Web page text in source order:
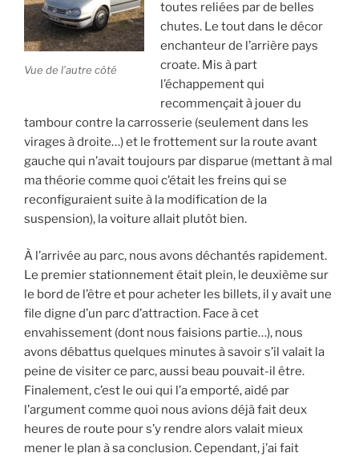
Vue de l’autre côté
toutes reliées par de belles
chutes. Le tout dans le décor
enchanteur de l’arrière pays
croate. Mis à part
l’échappement qui
recommençait à jouer du
tambour contre la carrosserie (seulement dans les
virages à droite…) et le frottement sur la route avant
gauche qui n’avait toujours par disparue (mettant à mal
ma théorie comme quoi c’était les freins qui se
reconfiguraient suite à la modification de la
suspension), la voiture allait plutôt bien.
À l’arrivée au parc, nous avons déchantés rapidement.
Le premier stationnement était plein, le deuxième sur
le bord de l’être et pour acheter les billets, il y avait une
file digne d’un parc d’attraction. Face à cet
envahissement (dont nous faisions partie…), nous
avons débattus quelques minutes à savoir s’il valait la
peine de visiter ce parc, aussi beau pouvait-il être.
Finalement, c’est le oui qui l’a emporté, aidé par
l’argument comme quoi nous avions déjà fait deux
heures de route pour s’y rendre alors valait mieux
mener le plan à sa conclusion. Cependant, j’ai fait